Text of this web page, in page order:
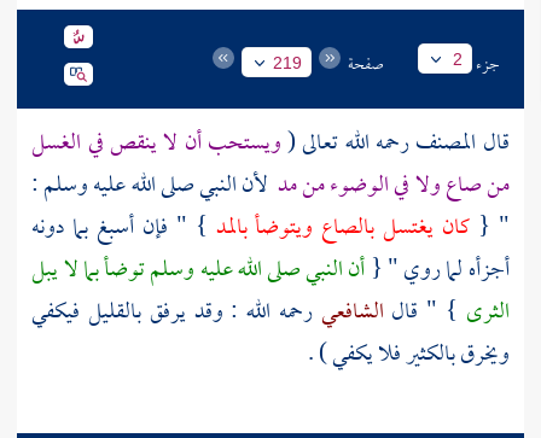
جزء 2 صفحة 219
قال المصنفرحمه الله تعالى (ويستحب أن لا ينقص في الغسل
من صاع ولا في الوضوء من مد لأن النبي صلى الله عليه وسلم :
" { كان يغتسل بالصاع ويتوضأ بالمد } " فإن أسبغ بما دونه
أجزأه لما روي " {أن النبي صلى الله عليه وسلم توضأ بما لا يبل
الثرى } " قال الشافعيرحمه الله : وقد يرفق بالقليل فيكفي
ويخرق بالكثير فلا يكفي ) .